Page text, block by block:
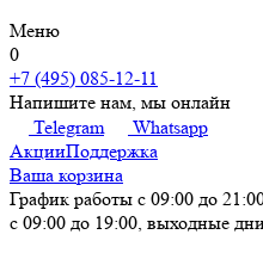
Меню
0
+7 (495) 085-12-11
Напишите нам, мы онлайн
Telegram
Whatsapp
АкцииПоддержка
Ваша корзина
График работы с 09:00 до
с 09:00 до 19:00, выходные